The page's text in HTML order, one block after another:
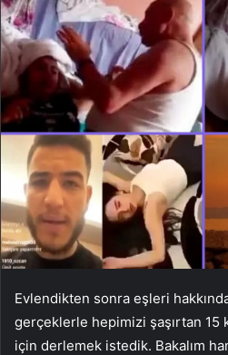
Evlendikten sonra eşleri
gerçeklerle hepimizi şaşırtan 15
için derlemek istedik. Bakalım